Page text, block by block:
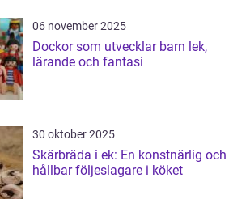
06 november 2025
Dockor som utvecklar barn lek,
lärande och fantasi
30 oktober 2025
Skärbräda i ek: En konstnärlig och
hållbar följeslagare i köket